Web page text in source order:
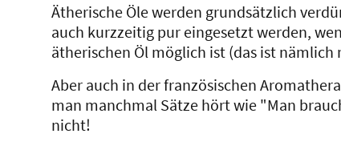
Ätherische Öle werden grundsätzlich
auch kurzzeitig pur eingesetzt werden,
ätherischen Öl möglich ist (das ist nämlich
Aber auch in der französischen
man manchmal Sätze hört wie "Man
nicht!